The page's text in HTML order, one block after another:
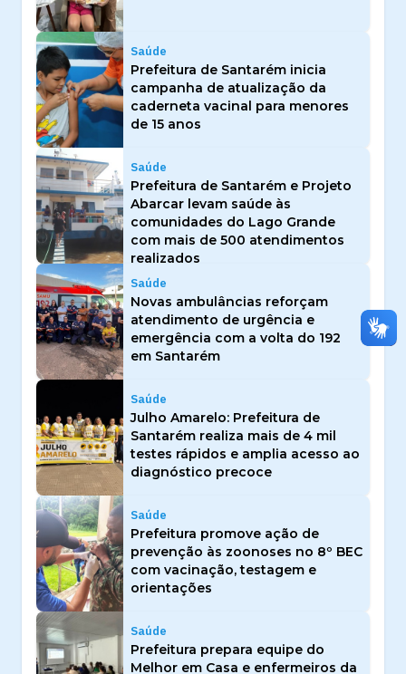
Saúde
Prefeitura de Santarém inicia
campanha de atualização da
caderneta vacinal para menores
de 15 anos
Saúde
Prefeitura de Santarém e Projeto
Abarcar levam saúde às
comunidades do Lago Grande
com mais de 500 atendimentos
realizados
Saúde
Novas ambulâncias reforçam
atendimento de urgência e
emergência com a volta do 192
em Santarém
Saúde
Julho Amarelo: Prefeitura de
Santarém realiza mais de 4 mil
testes rápidos e amplia acesso ao
diagnóstico precoce
Saúde
Prefeitura promove ação de
prevenção às zoonoses no 8º BEC
com vacinação, testagem e
orientações
Saúde
Prefeitura prepara equipe do
Melhor em Casa e enfermeiros da